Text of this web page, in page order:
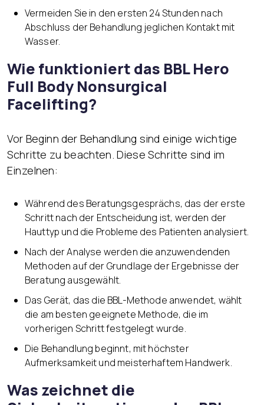
Vermeiden Sie in den ersten 24 Stunden nach
Abschluss der Behandlung jeglichen Kontakt mit
Wasser.
Wie funktioniert das BBL Hero
Full Body Nonsurgical
Facelifting?
Vor Beginn der Behandlung sind einige wichtige
Schritte zu beachten. Diese Schritte sind im
Einzelnen:
Während des Beratungsgesprächs, das der erste
Schritt nach der Entscheidung ist, werden der
Hauttyp und die Probleme des Patienten analysiert.
Nach der Analyse werden die anzuwendenden
Methoden auf der Grundlage der Ergebnisse der
Beratung ausgewählt.
Das Gerät, das die BBL-Methode anwendet, wählt
die am besten geeignete Methode, die im
vorherigen Schritt festgelegt wurde.
Die Behandlung beginnt, mit höchster
Aufmerksamkeit und meisterhaftem Handwerk.
Was zeichnet die